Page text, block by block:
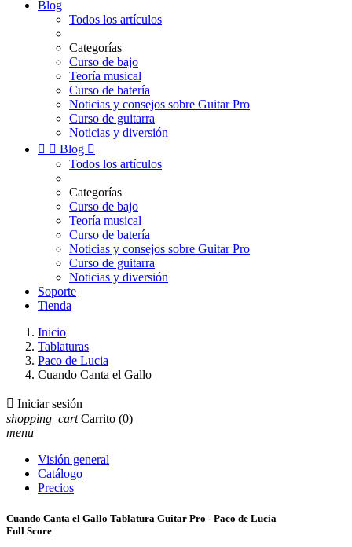
Blog
Todos los artículos
Categorías
Curso de bajo
Teoría musical
Curso de batería
Noticias y consejos sobre Guitar Pro
Curso de guitarra
Noticias y diversión
  Blog 
Todos los artículos
Categorías
Curso de bajo
Teoría musical
Curso de batería
Noticias y consejos sobre Guitar Pro
Curso de guitarra
Noticias y diversión
Soporte
Tienda
Inicio
Tablaturas
Paco de Lucia
Cuando Canta el Gallo
 Iniciar sesión
shopping_cart Carrito (0)
menu
Visión general
Catálogo
Precios
Cuando Canta el Gallo Tablatura Guitar Pro - Paco de Lucia
Full Score